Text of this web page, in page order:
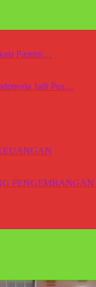
Parenti…
Jadi Pus…